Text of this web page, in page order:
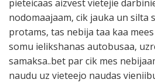
pieteicaas aizvest vietejie
nodomaajaam, cik jauka un silta
protams, tas nebija taa kaa
somu ielikshanas autobusaa,
samaksa..bet par cik mes
naudu uz vieteejo naudas